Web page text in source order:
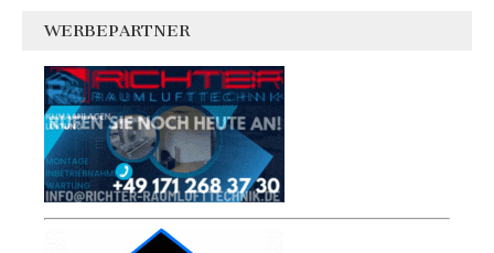
WERBEPARTNER